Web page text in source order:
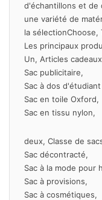
d'échantillons et de
une variété de
la sélectionChoose,
Les principaux
Un, Articles
Sac publicitaire,
Sac à dos
Sac en toile Oxford,
Sac en tissu nylon,
deux, Classe de
Sac décontracté,
Sac à la mode pour
Sac à provisions,
Sac à cosmétiques,